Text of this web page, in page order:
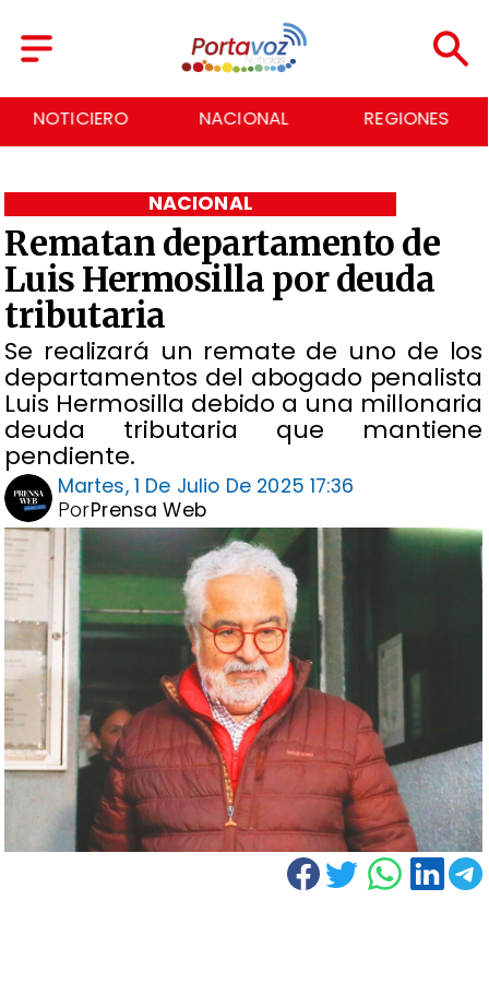
NACIONAL REGIONES ECONOMÍA
Rematan departamento de
Luis Hermosilla por deuda
tributaria
Se realizará un remate de uno de los
departamentos del abogado penalista
Luis Hermosilla debido a una millonaria
deuda tributaria que mantiene
pendiente.
NACIONAL
Martes, 1 De Julio De 2025 17:36
Prensa Web
Por